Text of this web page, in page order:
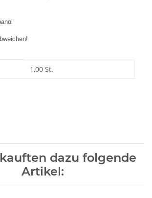
1,00 St.
dazu folgende
Artikel: